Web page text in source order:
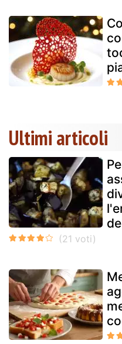
Ultimi articoli